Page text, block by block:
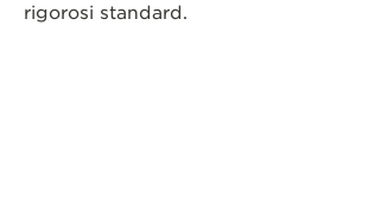
rigorosi standard.